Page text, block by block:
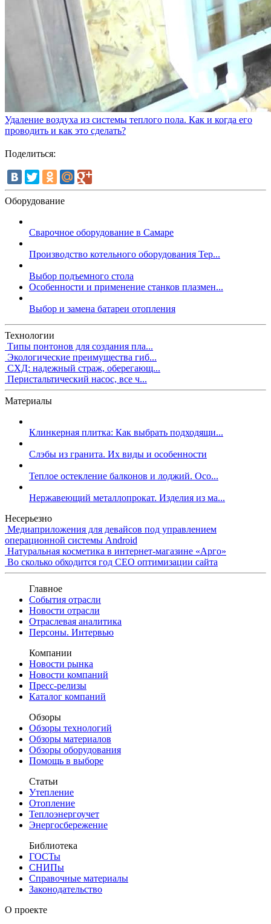
Удаление воздуха из системы теплого пола. Как и когда его
проводить и как это сделать?
Поделиться:
Оборудование
Сварочное оборудование в Самаре
Производство котельного оборудования Тер...
Выбор подъемного стола
Особенности и применение станков плазмен...
Выбор и замена батареи отопления
Технологии
Типы понтонов для создания пла...
Экологические преимущества гиб...
СХД: надежный страж, оберегающ...
Перистальтический насос, все ч...
Материалы
Клинкерная плитка: Как выбрать подходящи...
Слэбы из гранита. Их виды и особенности
Теплое остекление балконов и лоджий. Осо...
Нержавеющий металлопрокат. Изделия из ма...
Несерьезно
Медиаприложения для девайсов под управлением
операционной системы Android
Натуральная косметика в интернет-магазине «Арго»
Во сколько обходится год СЕО оптимизации сайта
Главное
События отрасли
Новости отрасли
Отраслевая аналитика
Персоны. Интервью
Компании
Новости рынка
Новости компаний
Пресс-релизы
Каталог компаний
Обзоры
Обзоры технологий
Обзоры материалов
Обзоры оборудования
Помощь в выборе
Статьи
Утепление
Отопление
Теплоэнергоучет
Энергосбережение
Библиотека
ГОСТы
СНИПы
Справочные материалы
Законодательство
О проекте